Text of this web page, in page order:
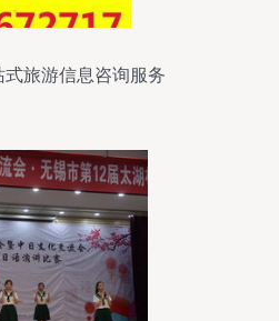
式旅游信息咨询服务